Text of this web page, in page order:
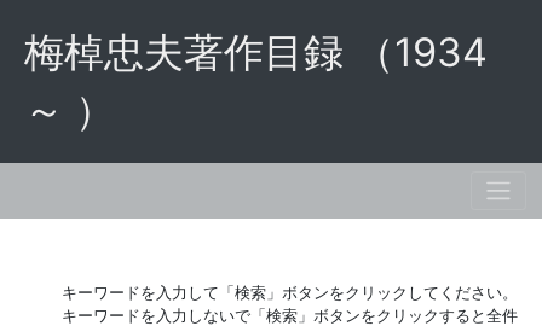
梅棹忠夫著作目録 （1934
～ ）
キーワードを入力して「検索」ボタンをクリックしてください。
キーワードを入力しないで「検索」ボタンをクリックすると全件